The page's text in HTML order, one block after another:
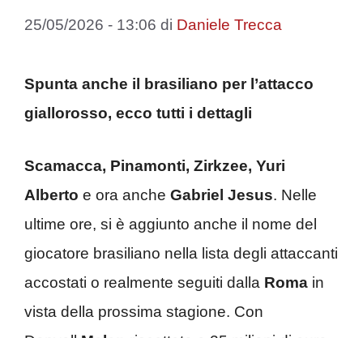
25/05/2026 - 13:06 di Daniele Trecca
Spunta anche il brasiliano per l’attacco
giallorosso, ecco tutti i dettagli
Scamacca, Pinamonti, Zirkzee, Yuri
Alberto e ora anche Gabriel Jesus. Nelle
ultime ore, si è aggiunto anche il nome del
giocatore brasiliano nella lista degli attaccanti
accostati o realmente seguiti dalla Roma in
vista della prossima stagione. Con